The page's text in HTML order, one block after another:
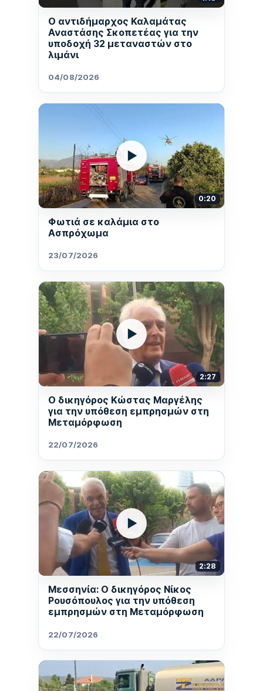
Ο αντιδήμαρχος Καλαμάτας
Αναστάσης Σκοπετέας για την
υποδοχή 32 μεταναστών στο
λιμάνι
04/08/2026
▶
0:20
Φωτιά σε καλάμια στο
Ασπρόχωμα
23/07/2026
▶
2:27
Ο δικηγόρος Κώστας Μαργέλης
για την υπόθεση εμπρησμών στη
Μεταμόρφωση
22/07/2026
▶
2:28
Μεσσηνία: Ο δικηγόρος Νίκος
Ρουσόπουλος για την υπόθεση
εμπρησμών στη Μεταμόρφωση
22/07/2026